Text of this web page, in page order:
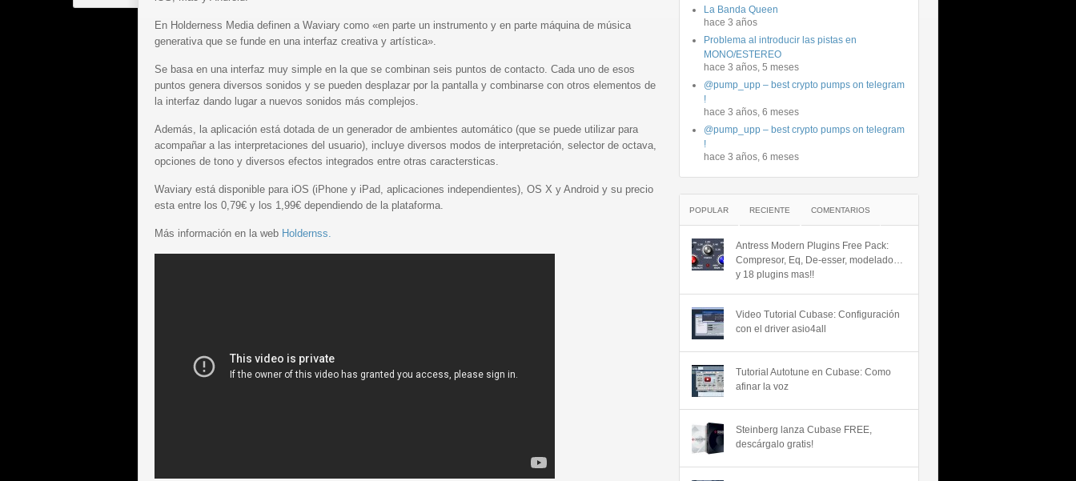
En Holderness Media definen a Waviary como «en parte un instrumento y en parte máquina de música
generativa que se funde en una interfaz creativa y artística».
Se basa en una interfaz muy simple en la que se combinan seis puntos de contacto. Cada uno de esos
puntos genera diversos sonidos y se pueden desplazar por la pantalla y combinarse con otros elementos de
la interfaz dando lugar a nuevos sonidos más complejos.
Además, la aplicación está dotada de un generador de ambientes automático (que se puede utilizar para
acompañar a las interpretaciones del usuario), incluye diversos modos de interpretación, selector de octava,
opciones de tono y diversos efectos integrados entre otras caractersticas.
Waviary está disponible para iOS (iPhone y iPad, aplicaciones independientes), OS X y Android y su precio
esta entre los 0,79€ y los 1,99€ dependiendo de la plataforma.
Más información en la web Holdernss.
La Banda Queen
hace 3 años
Problema al introducir las pistas en
MONO/ESTEREO
hace 3 años, 5 meses
@pump_upp – best crypto pumps on telegram
!
hace 3 años, 6 meses
@pump_upp – best crypto pumps on telegram
!
hace 3 años, 6 meses
POPULAR RECIENTE COMENTARIOS
Antress Modern Plugins Free Pack:
Compresor, Eq, De-esser, modelado…
y 18 plugins mas!!
Video Tutorial Cubase: Configuración
con el driver asio4all
Tutorial Autotune en Cubase: Como
afinar la voz
Steinberg lanza Cubase FREE,
descárgalo gratis!